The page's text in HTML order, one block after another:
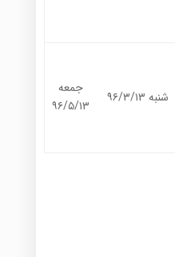
شنبه ۹۶/۳/۱۳
جمعه
۹۶/۵/۱۳